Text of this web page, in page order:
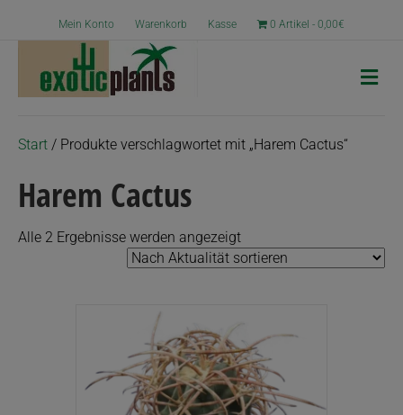
Mein Konto Warenkorb Kasse 0 Artikel 0,00€
N
a
Start / Produkte verschlagwortet mit „Harem Cactus“
Harem Cactus
Alle 2 Ergebnisse werden angezeigtNach
Aktualität